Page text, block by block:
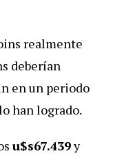
realmente
deberían
en un periodo
han logrado.
u$s67.439y